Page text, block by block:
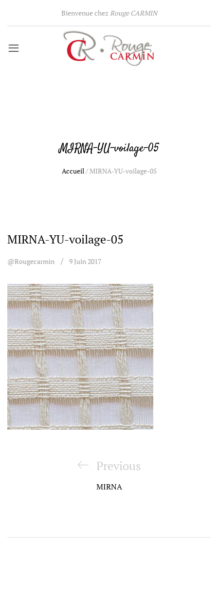
Bienvenue chez Rouge CARMIN
MIRNA-YU-voilage-05
Accueil/MIRNA-YU-voilage-05
MIRNA-YU-voilage-05
@rougecarmin 9 Juin 2017
Previous
Post
Previous
MIRNA